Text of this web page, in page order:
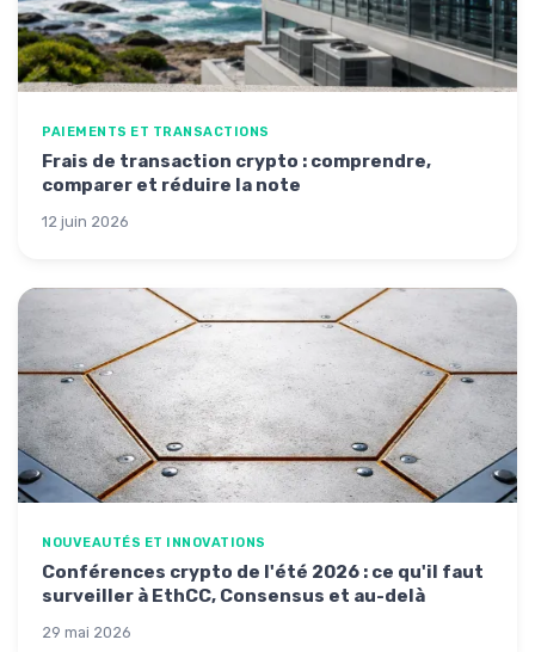
PAIEMENTS ET TRANSACTIONS
Frais de transaction crypto : comprendre,
comparer et réduire la note
12 juin 2026
NOUVEAUTÉS ET INNOVATIONS
Conférences crypto de l'été 2026 : ce qu'il faut
surveiller à EthCC, Consensus et au-delà
29 mai 2026